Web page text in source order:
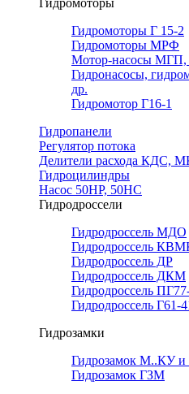
Гидромоторы
Гидромоторы Г 15-2
Гидромоторы МРФ
Мотор-насосы МГП,
Гидронасосы,
др.
Гидромотор Г16-1
Гидропанели
Регулятор потока
Делители расхода КДС,
Гидроцилиндры
Насос 50НР, 50НС
Гидродроссели
Гидродроссель МДО
Гидродроссель
Гидродроссель ДР
Гидродроссель ДКМ
Гидродроссель
Гидродроссель Г61-
Гидрозамки
Гидрозамок М..КУ
Гидрозамок ГЗМ